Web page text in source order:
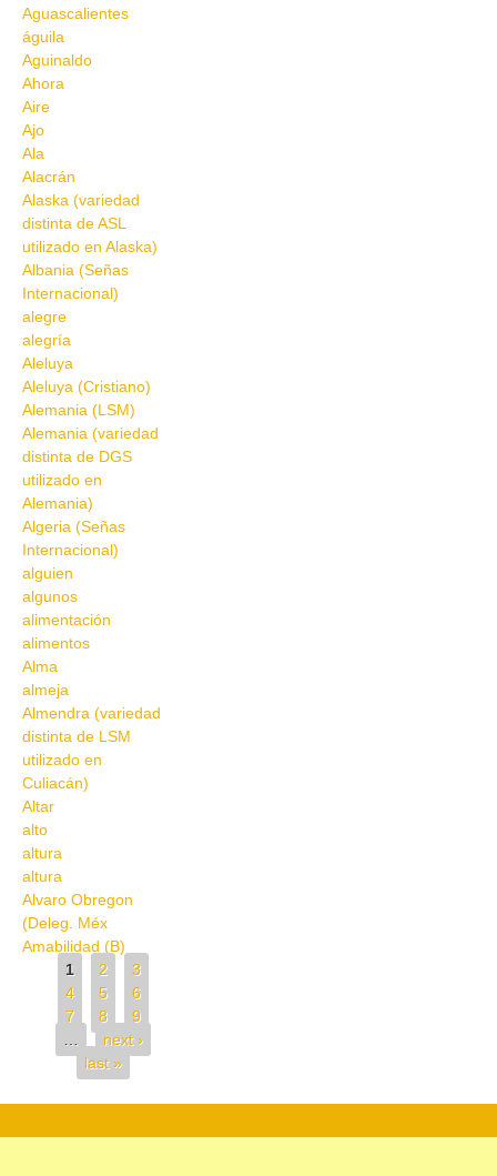
Aguascalientes
águila
Aguinaldo
Ahora
Aire
Ajo
Ala
Alacrán
Alaska (variedad
distinta de ASL
utilizado en Alaska)
Albania (Señas
Internacional)
alegre
alegría
Aleluya
Aleluya (Cristiano)
Alemania (LSM)
Alemania (variedad
distinta de DGS
utilizado en
Alemania)
Algeria (Señas
Internacional)
alguien
algunos
alimentación
alimentos
Alma
almeja
Almendra (variedad
distinta de LSM
utilizado en
Culiacán)
Altar
alto
altura
altura
Alvaro Obregon
(Deleg. Méx
Amabilidad (B)
Pages
1 2
3
4
5
6
7
8
9
next ›
last »